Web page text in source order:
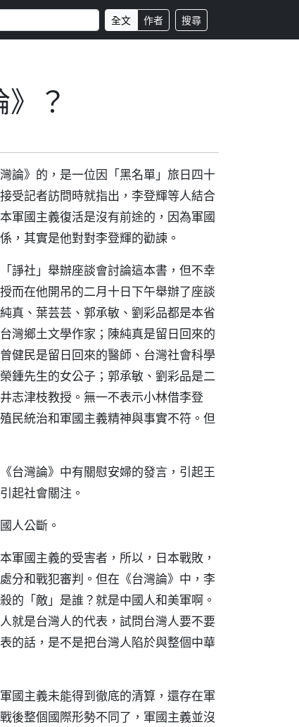
全文 作者 搜尋
？
論》的，是一位因「黑名單」旅日四十
受記者訪問時就指出，李登輝等人結合
軍國主義復活是沒有前途的，因為軍國
，其實是他對對李登輝的勸諫。
諍社」舉辦座談會討論這本書，但不幸
而在他開吊的二月十日下午舉辦了座談
真、葉芸芸、郭承敏、劉彩品都是本省
灣鄉土文學作家；陳純真是留日回來的
健民是留日回來的醫師、台灣社會科學
鍾先生的女公子；郭承敏、劉彩品是二
志津枝教授。無一不表示小林借李登
民統治和軍國主義精神與事實不符。但
台灣論》中有關慰安婦的發言，引起王
起社會關注。
人公斷。
軍國主義的受害者，所以，日本戰敗，
分和戰犯審判。但在《台灣論》中，李
的「敵」是誰？就是中國人和美軍啊。
就是台灣人的代表，試問台灣人要不要
的話，是不是把台灣人陷於與整個中華
國主義未能得到徹底的清算，還存在軍
後整個國際形勢不同了，軍國主義並沒